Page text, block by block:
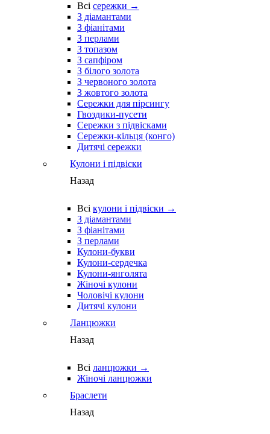
Всі сережки →
З діамантами
З фіанітами
З перлами
З топазом
З сапфіром
З білого золота
З червоного золота
З жовтого золота
Сережки для пірсингу
Гвоздики-пусети
Сережки з підвісками
Сережки-кільця (конго)
Дитячі сережки
Кулони і підвіски
Назад
Всі кулони і підвіски →
З діамантами
З фіанітами
З перлами
Кулони-букви
Кулони-сердечка
Кулони-янголята
Жіночі кулони
Чоловічі кулони
Дитячі кулони
Ланцюжки
Назад
Всі ланцюжки →
Жіночі ланцюжки
Браслети
Назад